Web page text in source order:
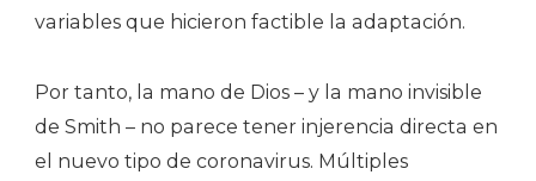
variables que hicieron factible la adaptación.
Por tanto, la mano de Dios – y la mano invisible
de Smith – no parece tener injerencia directa en
el nuevo tipo de coronavirus. Múltiples